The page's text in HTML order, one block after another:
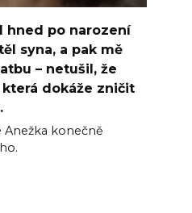
hned po narození
syna, a pak mě
– netušil, že
dokáže zničit
Anežka konečně